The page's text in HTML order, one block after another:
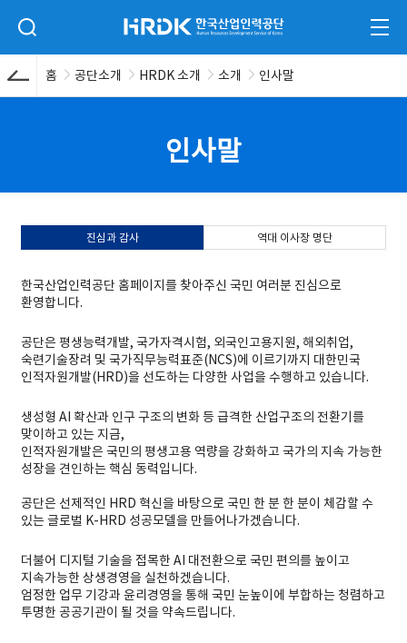
검색 입력폼 열기 HRDK 한국산업인력공단 전체
홈 공단소개 HRDK 소개 소개 인사말
인사말
진심과 감사 역대 이사장 명단
한국산업인력공단 홈페이지를 찾아주신 국민 여러분 진심으로
환영합니다.
공단은 평생능력개발, 국가자격시험, 외국인고용지원, 해외취업,
숙련기술장려 및 국가직무능력표준(NCS)에 이르기까지 대한민국
인적자원개발(HRD)을 선도하는 다양한 사업을 수행하고 있습니다.
생성형 AI 확산과 인구 구조의 변화 등 급격한 산업구조의 전환기를
맞이하고 있는 지금,
인적자원개발은 국민의 평생고용 역량을 강화하고 국가의 지속 가능한
성장을 견인하는 핵심 동력입니다.
공단은 선제적인 HRD 혁신을 바탕으로 국민 한 분 한 분이 체감할 수
있는 글로벌 K-HRD 성공모델을 만들어나가겠습니다.
더불어 디지털 기술을 접목한 AI 대전환으로 국민 편의를 높이고
지속가능한 상생경영을 실천하겠습니다.
엄정한 업무 기강과 윤리경영을 통해 국민 눈높이에 부합하는 청렴하고
투명한 공공기관이 될 것을 약속드립니다.